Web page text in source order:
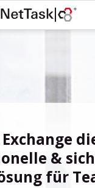
&
für